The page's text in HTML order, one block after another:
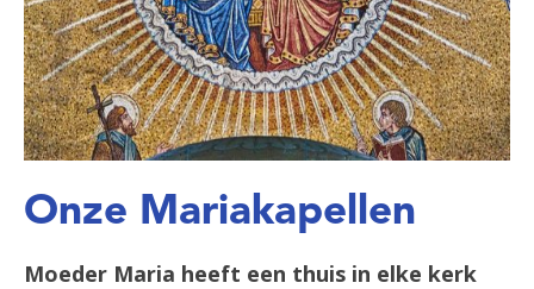
Onze Mariakapellen
Moeder Maria heeft een thuis in elke kerk